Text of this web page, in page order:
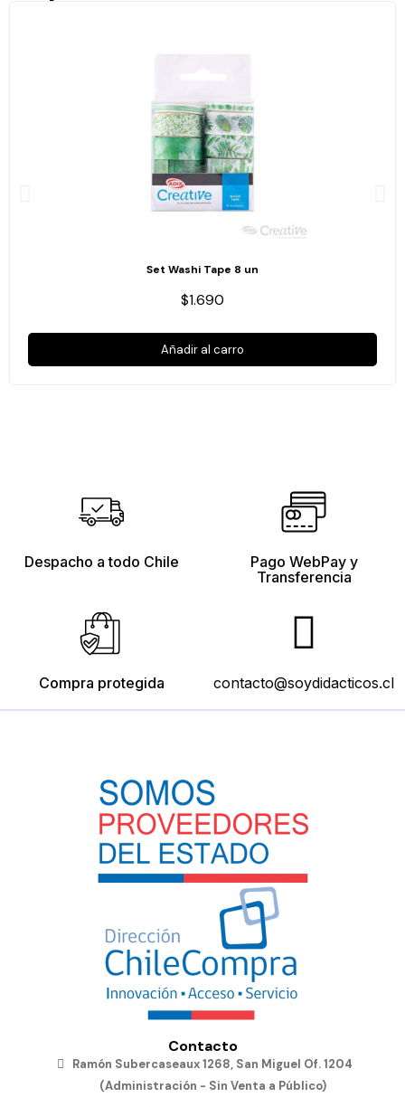
Set Washi Tape 8 un
$1.690
Añadir al carro
Despacho a todo Chile
Pago WebPay y
Transferencia
Compra protegida contacto@soydidacticos.cl
Contacto
Ramón Subercaseaux 1268, San Miguel Of. 1204
(Administración - Sin Venta a Público)